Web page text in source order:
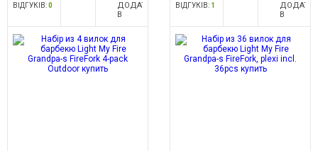
ВІДГУКІВ:0
ДОДАТИ
В
ВІДГУКІВ: 1
ДОДАТИ
В